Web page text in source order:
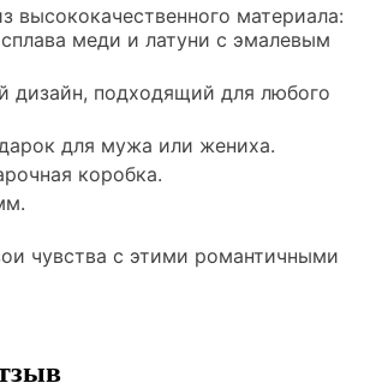
высококачественного материала:
меди и латуни с эмалевым
дизайн, подходящий для любого
для мужа или жениха.
коробка.
чувства с этими романтичными